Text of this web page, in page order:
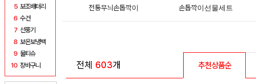
5 보조배터리
6 수건
7 선풍기
8 보온보냉백
9 물티슈
10 장바구니
전통무늬손톱깍이
손톱깍이선물세트
전체 603개 추천상품순